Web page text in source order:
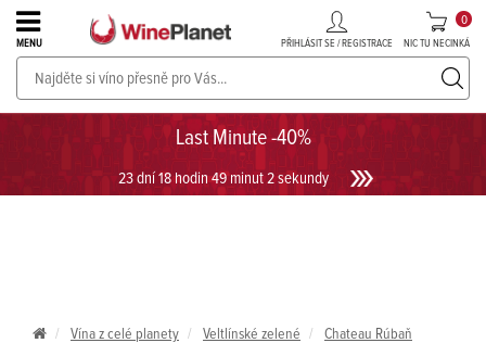
Last Minute -40%
23 dní 18 hodin 49 minut 2 sekundy
MENU PŘIHLÁSIT SE / REGISTRACE NIC TU NECINKÁ
0
PROSECCO v akci až do -30%!UKÁZAT PROSECCO
Vína z celé planety Veltlínské zelené
Chateau Rúbaň